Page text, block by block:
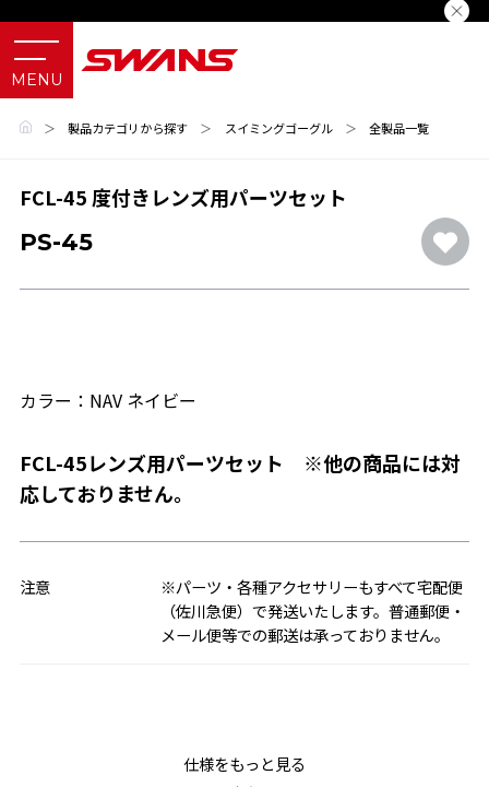
＞ 製品カテゴリから探す ＞ スイミングゴーグル ＞ 全製品一覧
FCL-45 度付きレンズ用パーツセット
PS-45
カラー：NAV ネイビー
FCL-45レンズ用パーツセット ※他の商品には対
応しておりません。
注意
※パーツ・各種アクセサリーもすべて宅配便
（佐川急便）で発送いたします。普通郵便・
メール便等での郵送は承っておりません。
仕様をもっと見る